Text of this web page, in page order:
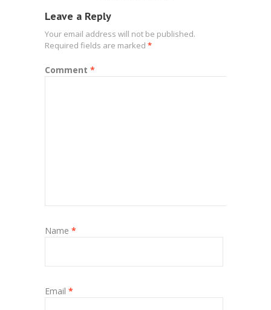
Leave a Reply
Your email address will not be published.
Required fields are marked *
Comment *
Name *
Email *